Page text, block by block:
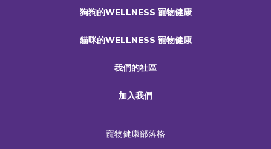
狗狗的WELLNESS 寵物健康
貓咪的WELLNESS 寵物健康
我們的社區
加入我們
寵物健康部落格